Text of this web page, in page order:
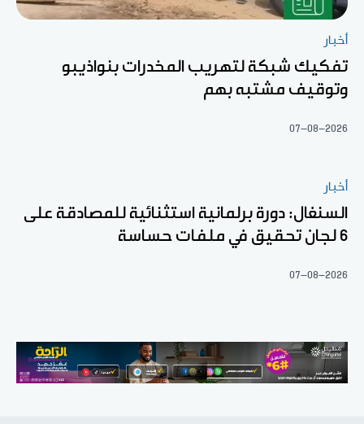
أخبار
تفكيك شبكة لتهريب المخدرات بنواذيبو
وتوقيف مشتبه بهم
07-08-2026
أخبار
السنغال: دورة برلمانية استثنائية للمصادقة على
6 لجان تحقيق في ملفات حساسة
07-08-2026